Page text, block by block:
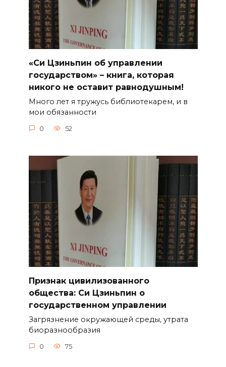
«Си Цзиньпин об управлении
государством» – книга, которая
никого не оставит равнодушным!
Много лет я тружусь библиотекарем, и в
мои обязанности
0 52
Признак цивилизованного
общества: Си Цзиньпин о
государственном управлении
Загрязнение окружающей среды, утрата
биоразнообразия
0 75